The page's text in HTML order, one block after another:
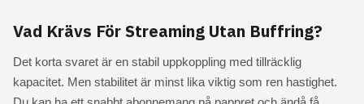
Vad Krävs För Streaming Utan Buffring?
Det korta svaret är en stabil uppkoppling med tillräcklig
kapacitet. Men stabilitet är minst lika viktig som ren hastighet.